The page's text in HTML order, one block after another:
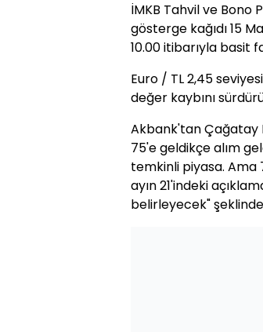
İMKB Tahvil ve Bono
gösterge kağıdı 15
10.00 itibarıyla basit
Euro / TL 2,45
değer kaybını
Akbank'tan Çağatay
75'e geldikçe alım
temkinli piyasa. Ama
ayın 21'indeki
belirleyecek"